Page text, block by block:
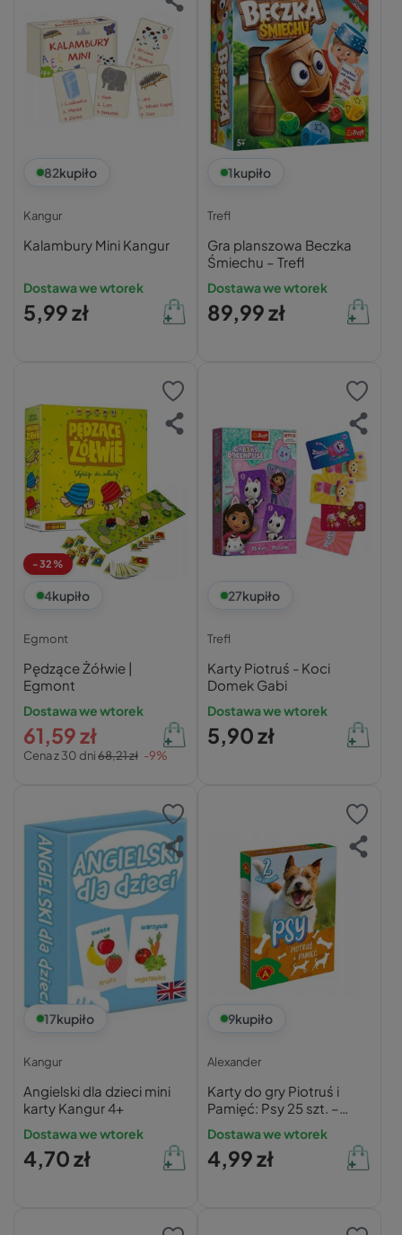
82kupiło
Kangur
Kalambury Mini Kangur
Dostawa we wtorek
5,99 zł
1kupiło
Trefl
Gra planszowa Beczka
Śmiechu – Trefl
Dostawa we wtorek
89,99 zł
-32%
4kupiło
Egmont
Pędzące Żółwie |
Egmont
Dostawa we wtorek
Cena z 30 dni68,21 zł -9%
61,59 zł
27kupiło
Trefl
Karty Piotruś - Koci
Domek Gabi
Dostawa we wtorek
5,90 zł
17kupiło
Kangur
Angielski dla dzieci mini
karty Kangur 4+
Dostawa we wtorek
4,70 zł
9kupiło
Alexander
Karty do gry Piotruś i
Pamięć: Psy 25 szt. –
Alexander
Dostawa we wtorek
4,99 zł